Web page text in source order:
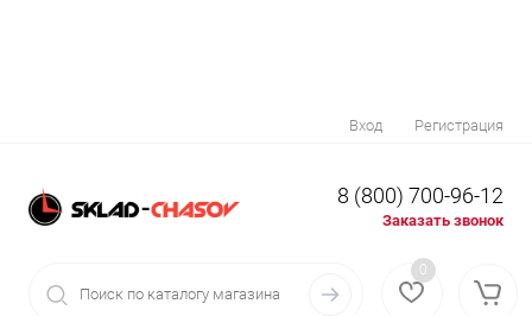
Вход Регистрация
8 (800) 700-96-12
Заказать звонок
0